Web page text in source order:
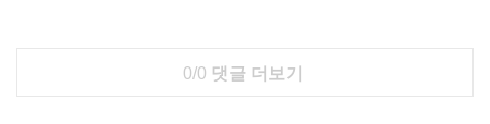
0/0 댓글 더보기